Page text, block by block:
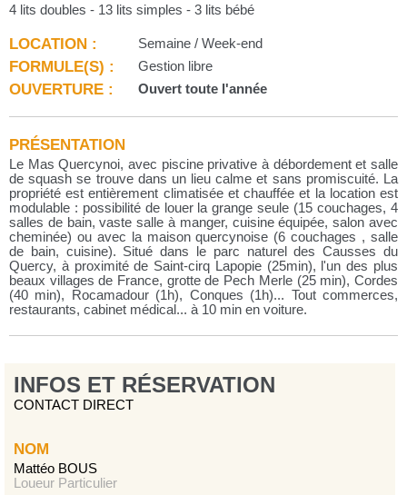
4 lits doubles - 13 lits simples - 3 lits bébé
LOCATION : Semaine / Week-end
FORMULE(S) : Gestion libre
OUVERTURE : Ouvert toute l'année
PRÉSENTATION
Le Mas Quercynoi, avec piscine privative à débordement et salle
de squash se trouve dans un lieu calme et sans promiscuité. La
propriété est entièrement climatisée et chauffée et la location est
modulable : possibilité de louer la grange seule (15 couchages, 4
salles de bain, vaste salle à manger, cuisine équipée, salon avec
cheminée) ou avec la maison quercynoise (6 couchages , salle
de bain, cuisine). Situé dans le parc naturel des Causses du
Quercy, à proximité de Saint-cirq Lapopie (25min), l'un des plus
beaux villages de France, grotte de Pech Merle (25 min), Cordes
(40 min), Rocamadour (1h), Conques (1h)... Tout commerces,
restaurants, cabinet médical... à 10 min en voiture.
INFOS ET RÉSERVATION
CONTACT DIRECT
NOM
Mattéo BOUS
Loueur Particulier